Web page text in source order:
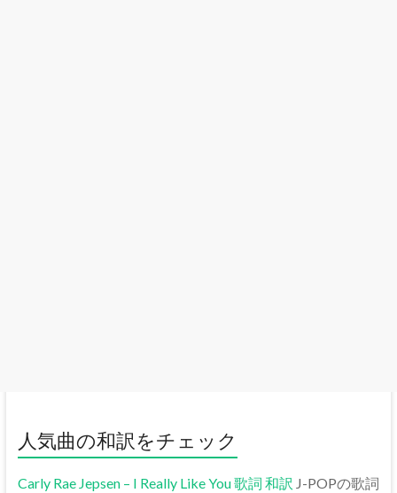
人気曲の和訳をチェック
Carly Rae Jepsen – I Really Like You 歌詞 和訳 J-POPの歌詞